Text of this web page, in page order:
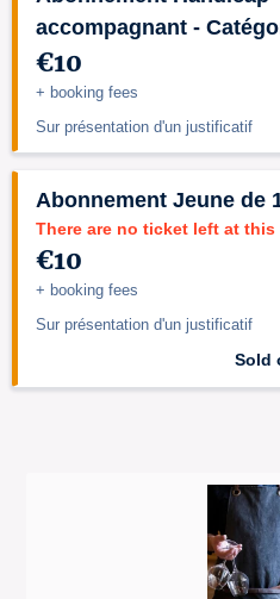
accompagnant -
€10
+ booking fees
Sur présentation d'un justificatif
Abonnement Jeune de
There are no ticket left at this
€10
+ booking fees
Sur présentation d'un justificatif
Sold